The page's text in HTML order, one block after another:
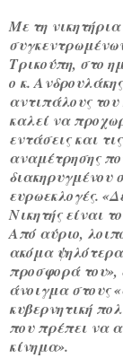
Με τη
Τρικούπη, στο
ο κ.
αντιπάλους του
καλεί να
εντάσεις και
αναμέτρησης
διακηρυγμένου
ευρωεκλογές.
Νικητής είναι
Από αύριο,
ακόμα
προσφορά
άνοιγμα στους
κυβερνητική
που πρέπει να
κίνημα».